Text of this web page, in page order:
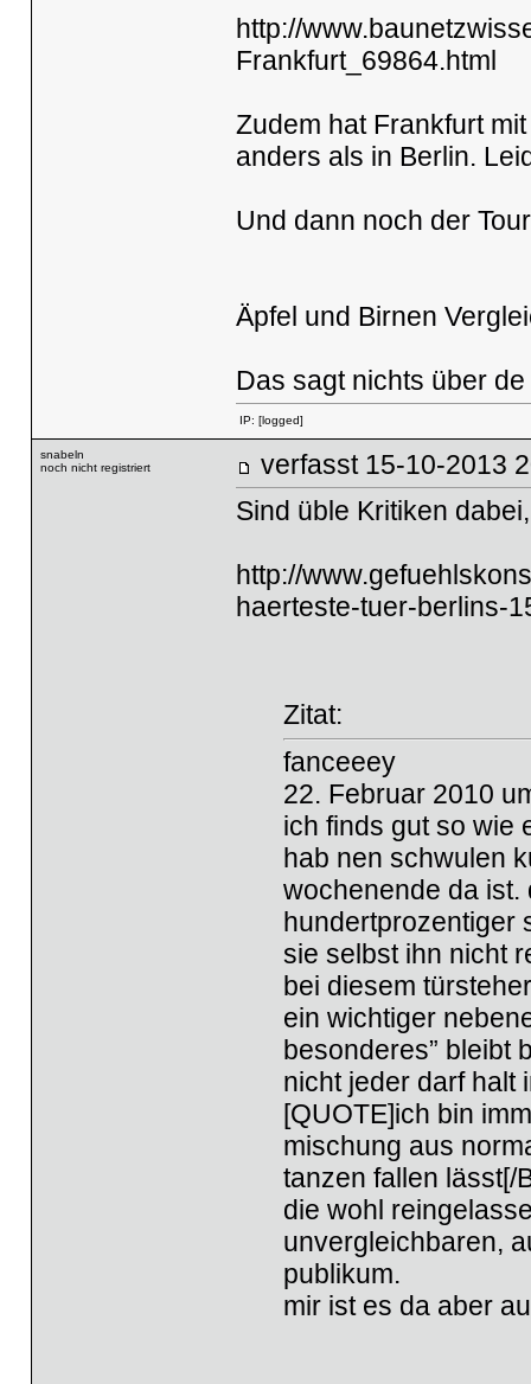
http://
Frankfurt_69864.html
Zudem hat Frankfurt
anders als in Berlin.
Und dann noch der
Äpfel und Birnen
Das sagt nichts über
IP: [logged]
snabeln
noch nicht registriert
verfasst 15-10-
Sind üble Kritiken
http://
haerteste-tuer-berlins-
Zitat:
fanceeey
22. Februar 2010
ich finds gut so wie
hab nen schwulen
wochenende da ist.
hundertprozentiger
sie selbst ihn nicht
bei diesem
ein wichtiger
besonderes” bleibt
nicht jeder darf halt
[QUOTE]ich bin
mischung aus
tanzen fallen lässt[/
die wohl
unvergleichbaren,
publikum.
mir ist es da aber